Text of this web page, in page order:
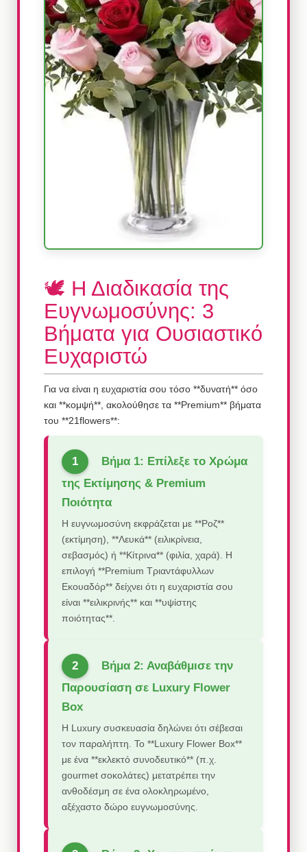
🕊️ Η Διαδικασία της
Ευγνωμοσύνης: 3
Βήματα για Ουσιαστικό
Ευχαριστώ
Για να είναι η ευχαριστία σου τόσο **δυνατή** όσο
και **κομψή**, ακολούθησε τα **Premium** βήματα
του **21flowers**:
Βήμα 1: Επίλεξε το Χρώμα
της Εκτίμησης & Premium
Ποιότητα
Η ευγνωμοσύνη εκφράζεται με **Ροζ**
(εκτίμηση), **Λευκά** (ειλικρίνεια,
σεβασμός) ή **Κίτρινα** (φιλία, χαρά). Η
επιλογή **Premium Τριαντάφυλλων
Εκουαδόρ** δείχνει ότι η ευχαριστία σου
είναι **ειλικρινής** και **υψίστης
ποιότητας**.
Βήμα 2: Αναβάθμισε την
Παρουσίαση σε Luxury Flower
Box
Η Luxury συσκευασία δηλώνει ότι σέβεσαι
τον παραλήπτη. Το **Luxury Flower Box**
με ένα **εκλεκτό συνοδευτικό** (π.χ.
gourmet σοκολάτες) μετατρέπει την
ανθοδέσμη σε ένα ολοκληρωμένο,
αξέχαστο δώρο ευγνωμοσύνης.